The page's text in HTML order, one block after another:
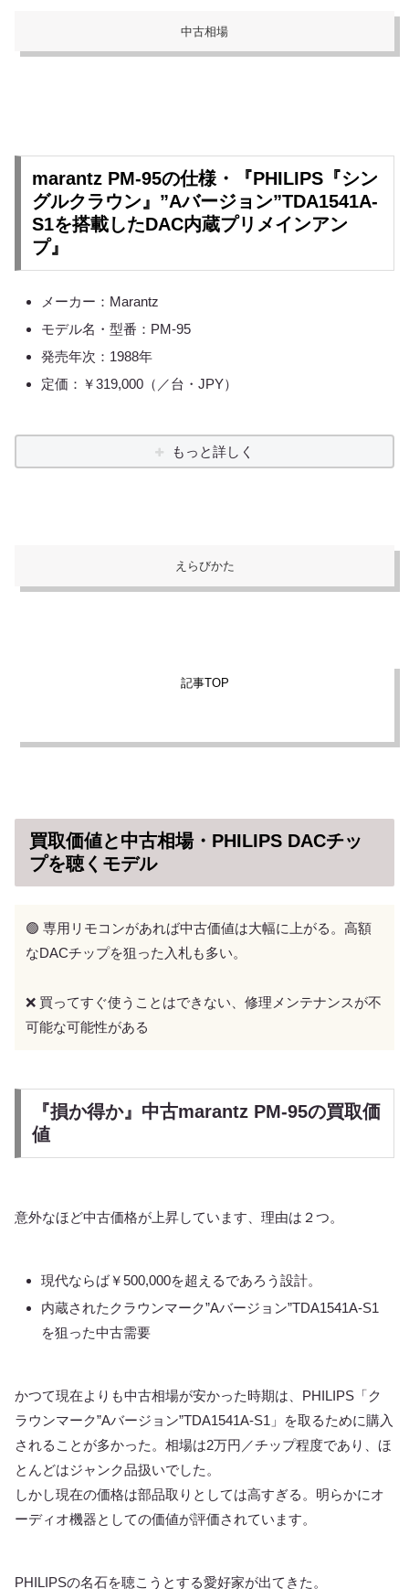
中古相場
marantz PM-95の仕様・『PHILIPS『シン
グルクラウン』”Aバージョン”TDA1541A-
S1を搭載したDAC内蔵プリメインアン
プ』
メーカー：Marantz
モデル名・型番：PM-95
発売年次：1988年
定価：￥319,000（／台・JPY）
もっと詳しく
えらびかた
記事TOP
買取価値と中古相場・PHILIPS DACチッ
プを聴くモデル
🟢 専用リモコンがあれば中古価値は大幅に上がる。高額
なDACチップを狙った入札も多い。
❌ 買ってすぐ使うことはできない、修理メンテナンスが不
可能な可能性がある
『損か得か』中古marantz PM-95の買取価
値
意外なほど中古価格が上昇しています、理由は２つ。
現代ならば￥500,000を超えるであろう設計。
内蔵されたクラウンマーク”Aバージョン”TDA1541A-S1
を狙った中古需要
かつて現在よりも中古相場が安かった時期は、PHILIPS「ク
ラウンマーク”Aバージョン”TDA1541A-S1」を取るために購入
されることが多かった。相場は2万円／チップ程度であり、ほ
とんどはジャンク品扱いでした。
しかし現在の価格は部品取りとしては高すぎる。明らかにオ
ーディオ機器としての価値が評価されています。
PHILIPSの名石を聴こうとする愛好家が出てきた。